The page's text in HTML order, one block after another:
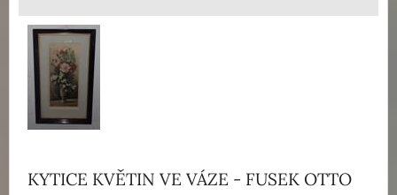
KYTICE KVĚTIN VE VÁZE - FUSEK OTTO